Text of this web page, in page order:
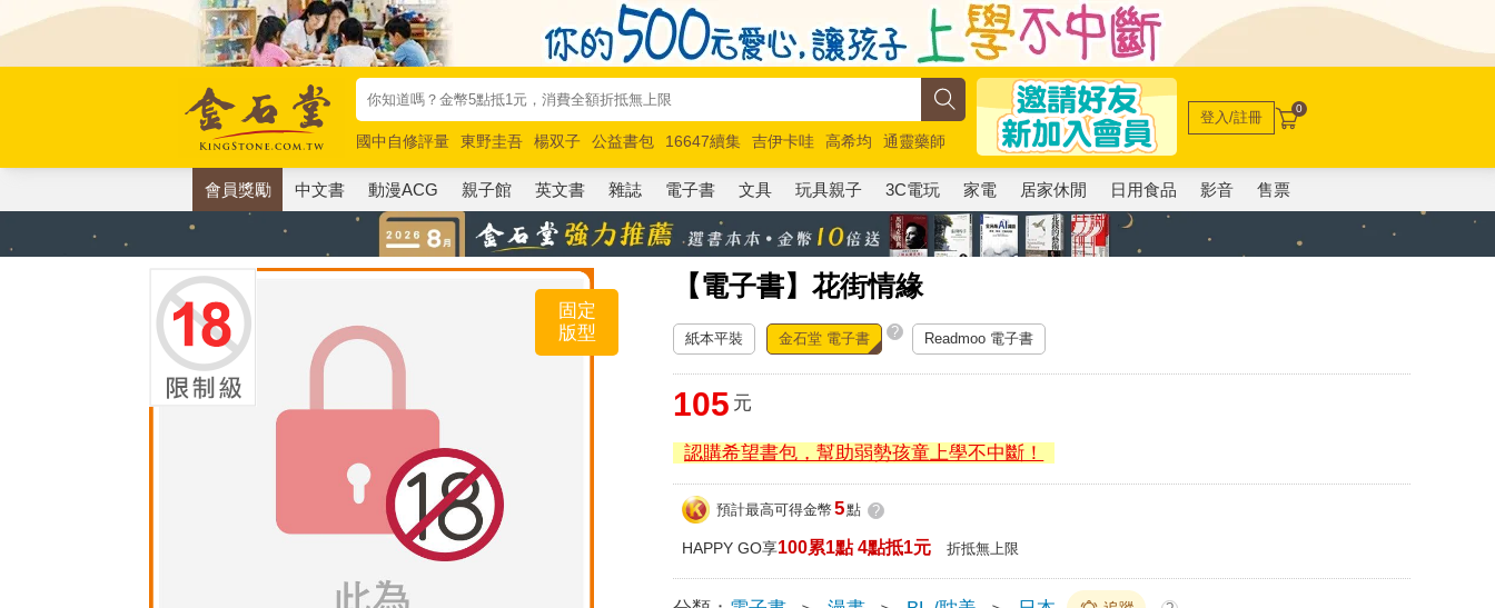
國中自修評量 東野圭吾 楊双子 公益書包 16647續集 吉伊卡哇 高希均
通靈藥師
唯紅花綻放
奧德賽 路邊攤新作 馬斯克 玩具總動員5 超慢跑
登入/註冊 0
會員獎勵 中文書 動漫ACG 親子館 英文書 雜誌 電子書 文具 玩具親子 3C電玩 家電 居家休閒 日用食品 影音 售票
【電子書】花街情緣
固定
版型
紙本平裝 金石堂 電子書 ? Readmoo 電子書
105 元
認購希望書包，幫助弱勢孩童上學不中斷！
預計最高可得金幣 5點 ?
HAPPY GO享100累1點 4點抵1元 折抵無上限